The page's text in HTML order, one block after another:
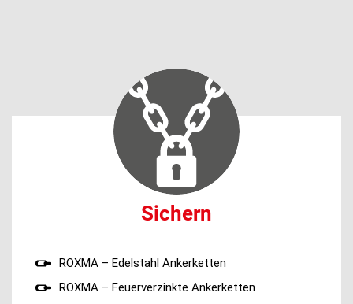
Sichern
ROXMA – Edelstahl Ankerketten
ROXMA – Feuerverzinkte Ankerketten